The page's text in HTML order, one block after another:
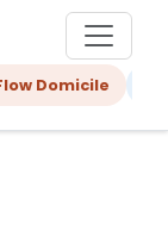
Domicile